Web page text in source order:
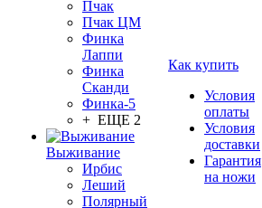
Пчак
Пчак ЦМ
Финка
Лаппи
Финка
Сканди
Финка-5
+ ЕЩЕ 2
Выживание
Ирбис
Леший
Полярный
Как купить
Условия
оплаты
Условия
доставки
Гарантия
на ножи